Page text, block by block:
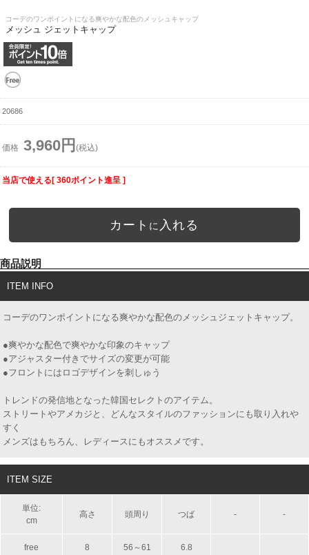
コーデのワンポイントになる爽やかな配色のメッシュキャップ
メッシュ ジェットキャップ
20686
価格 3,960円 (税込)
当店で使える[ 360ポイント進呈 ]
カート に 入れる
商品説明
ITEM INFO
コーデのワンポイントになる爽やかな配色のメッシュジェットキャップ。
●爽やかな配色で爽やかな印象のキャップ
●アジャスター付きでサイズの変更が可能
●フロントにはロゴデザインを刺しゅう
トレンドの発信地となった韓国セレクトのアイテム。
ストリートやアメカジと、どんなスタイルのファッションにも取り入れや
すく
メンズはもちろん、レディースにもオススメです。
ITEM SIZE
単位:
cm
高さ 頭周り つば - -
free 8 56～61 6.8